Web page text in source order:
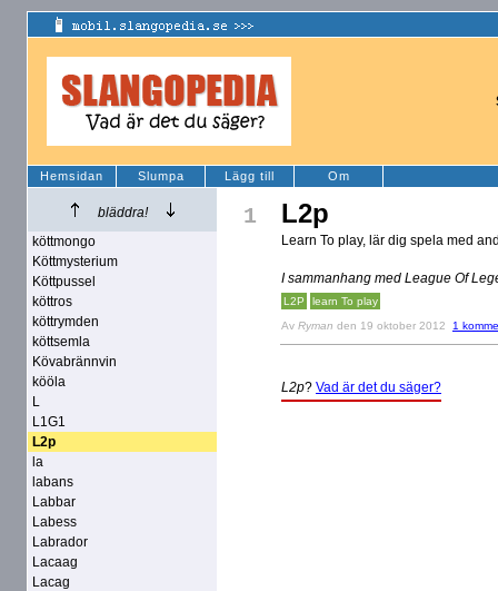
Hemsidan Slumpa Lägg till Om
bläddra!
köttmongo
Köttmysterium
Köttpussel
köttros
köttrymden
köttsemla
Kövabrännvin
kööla
L
L1G1
L2p
la
labans
Labbar
Labess
Labrador
Lacaag
Lacag
1 L2p
Learn To play, lär dig spela med
I sammanhang med League Of
L2P learn To play
Av Ryman den 19 oktober 2012 1
L2p? Vad är det du säger?